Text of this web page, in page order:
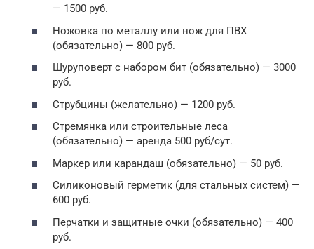
— 1500 руб.
Ножовка по металлу или нож для ПВХ
(обязательно) — 800 руб.
Шуруповерт с набором бит (обязательно) — 3000
руб.
Струбцины (желательно) — 1200 руб.
Стремянка или строительные леса
(обязательно) — аренда 500 руб/сут.
Маркер или карандаш (обязательно) — 50 руб.
Силиконовый герметик (для стальных систем) —
600 руб.
Перчатки и защитные очки (обязательно) — 400
руб.